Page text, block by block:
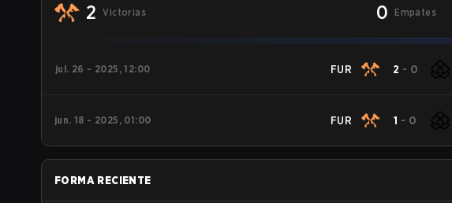
2 Victorias 0 Empates
jul. 26 - 2025, 12:00 FUR 2 - 0
jun. 18 - 2025, 01:00 FUR 1 - 0
FORMA RECIENTE